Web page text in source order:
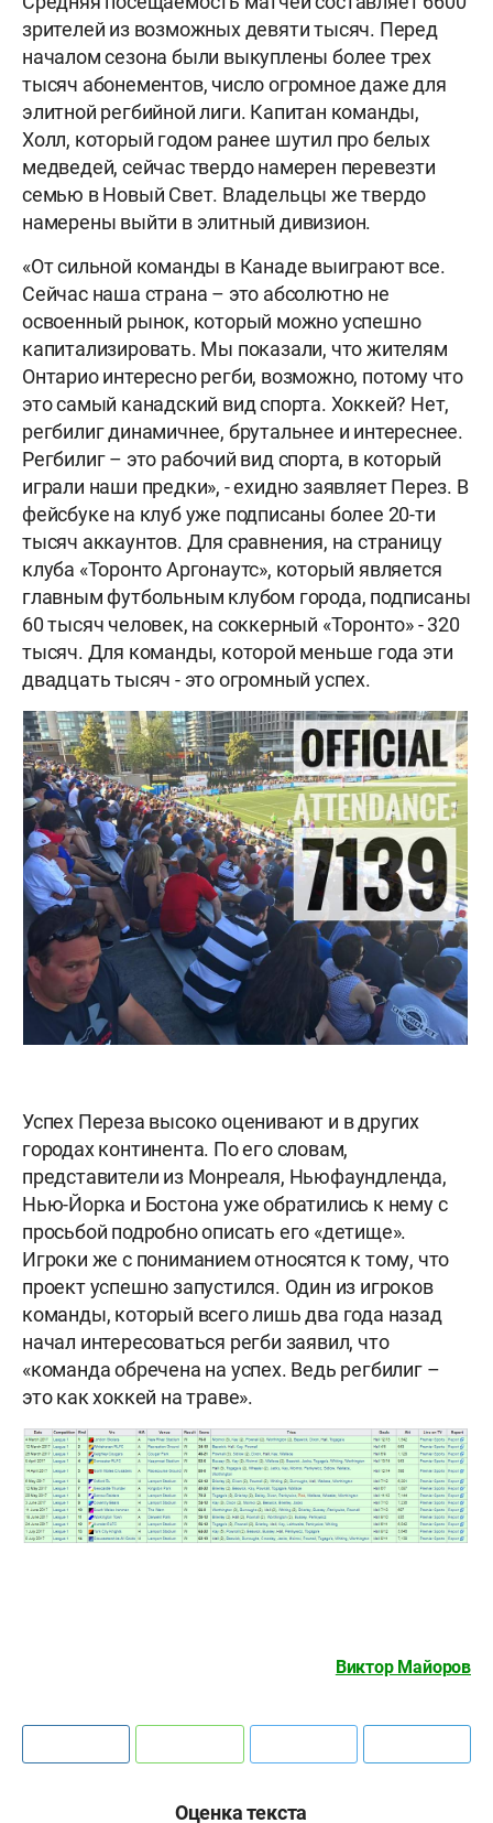
зрителей из возможных девяти тысяч. Перед
началом сезона были выкуплены более трех
тысяч абонементов, число огромное даже для
элитной регбийной лиги. Капитан команды,
Холл, который годом ранее шутил про белых
медведей, сейчас твердо намерен перевезти
семью в Новый Свет. Владельцы же твердо
намерены выйти в элитный дивизион.
«От сильной команды в Канаде выиграют все.
Сейчас наша страна – это абсолютно не
освоенный рынок, который можно успешно
капитализировать. Мы показали, что жителям
Онтарио интересно регби, возможно, потому что
это самый канадский вид спорта. Хоккей? Нет,
регбилиг динамичнее, брутальнее и интереснее.
Регбилиг – это рабочий вид спорта, в который
играли наши предки», - ехидно заявляет Перез. В
фейсбуке на клуб уже подписаны более 20-ти
тысяч аккаунтов. Для сравнения, на страницу
клуба «Торонто Аргонаутс», который является
главным футбольным клубом города, подписаны
60 тысяч человек, на соккерный «Торонто» - 320
тысяч. Для команды, которой меньше года эти
двадцать тысяч - это огромный успех.
Успех Переза высоко оценивают и в других
городах континента. По его словам,
представители из Монреаля, Ньюфаундленда,
Нью-Йорка и Бостона уже обратились к нему с
просьбой подробно описать его «детище».
Игроки же с пониманием относятся к тому, что
проект успешно запустился. Один из игроков
команды, который всего лишь два года назад
начал интересоваться регби заявил, что
«команда обречена на успех. Ведь регбилиг –
это как хоккей на траве».
Виктор Майоров
Оценка текста